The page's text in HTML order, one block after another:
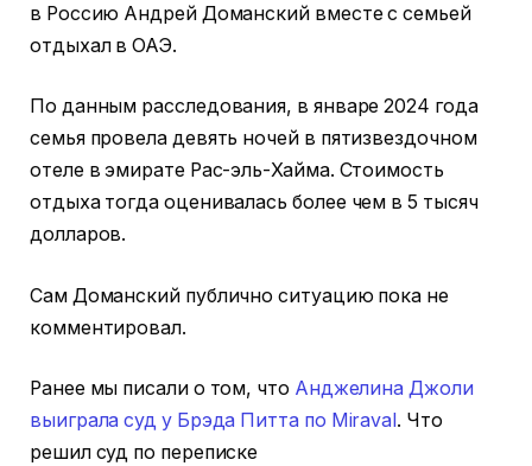
в Россию Андрей Доманский вместе с семьей
отдыхал в ОАЭ.
По данным расследования, в январе 2024 года
семья провела девять ночей в пятизвездочном
отеле в эмирате Рас-эль-Хайма. Стоимость
отдыха тогда оценивалась более чем в 5 тысяч
долларов.
Сам Доманский публично ситуацию пока не
комментировал.
Ранее мы писали о том, что Анджелина Джоли
выиграла суд у Брэда Питта по Miraval . Что
решил суд по переписке